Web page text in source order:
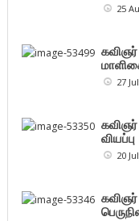
25
கவிஞர்
27
வியப்பு
20
கவிஞர்